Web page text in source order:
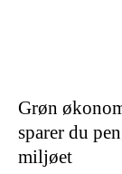
Grøn
sparer du
miljøet